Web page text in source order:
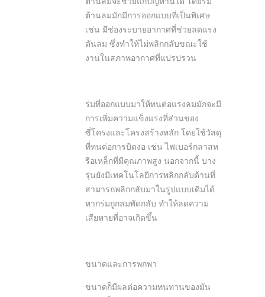
ต้านลมมักมีการออกแบบที่เป็นพิเศษ
เช่น มีช่องระบายอากาศที่ช่วยลดแรง
ดันลม ซึ่งทำให้ไม่พลิกกลับขณะใช้
งานในสภาพอากาศที่แปรปรวน
ร่มที่ออกแบบมาให้ทนต่อแรงลมมักจะมี
การเพิ่มความแข็งแรงที่ส่วนของ
ซี่โครงและโครงสร้างหลัก โดยใช้วัสดุ
ที่ทนต่อการบิดงอ เช่น ไฟเบอร์กลาสห
รือเหล็กที่มีคุณภาพสูง นอกจากนี้ บาง
รุ่นยังมีเทคโนโลยีการพลิกกลับด้านที่
สามารถพลิกกลับมาในรูปแบบเดิมได้
หากร่มถูกลมพัดกลับ ทำให้ลดความ
เสียหายที่อาจเกิดขึ้น
ขนาดและการพกพา
ขนาดก็มีผลต่อความทนทานของมัน